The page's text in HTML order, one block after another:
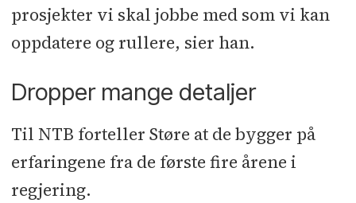
prosjekter vi skal jobbe med som vi kan
oppdatere og rullere, sier han.
Dropper mange detaljer
Til NTB forteller Støre at de bygger på
erfaringene fra de første fire årene i
regjering.